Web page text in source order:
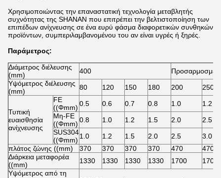
Χρησιμοποιώντας την επαναστατική τεχνολογία μεταβλητής
συχνότητας της SHANAN που επιτρέπει την βελτιστοποίηση των
επιπέδων ανίχνευσης σε ένα ευρύ φάσμα διαφορετικών συνθηκών
προϊόντων, συμπεριλαμβανομένου του αν είναι υγρές ή ξηρές.
Παράμετρος:
Διάμετρος διέλευσης
(mm)
400
Υψόμετρος διέλευσης
(mm)
80 120 150 180 200 250
Τυπική
ευαισθησία
ανίχνευσης
FE
((Φmm) 0.5 0.6 0.7 0.8 1.0
1.2
Μη-FE
((Φmm) 0.8 1.0 1.2 1.5 2.0
2.5
SUS304
((Φmm) 1.0 1.2 1.5 2.0 2.5
3.0
πλάτος ζώνης ((mm)
370 370 370 370 470
470
Διάρκεια μεταφορέα
((mm)
1330 1330 1330 1330 1700
1700
Υψόμετρος από τη